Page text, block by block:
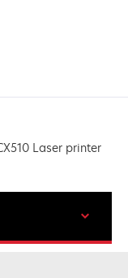
Laser printer